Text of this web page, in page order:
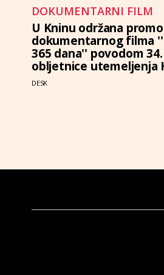
DOKUMENTARNI FILM
U Kninu održana
dokumentarnog filma
365 dana'' povodom 34.
obljetnice utemeljenja
DESK